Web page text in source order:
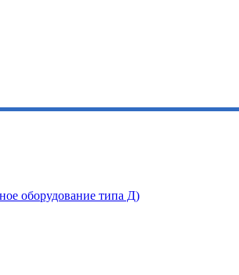
оборудование типа Д)